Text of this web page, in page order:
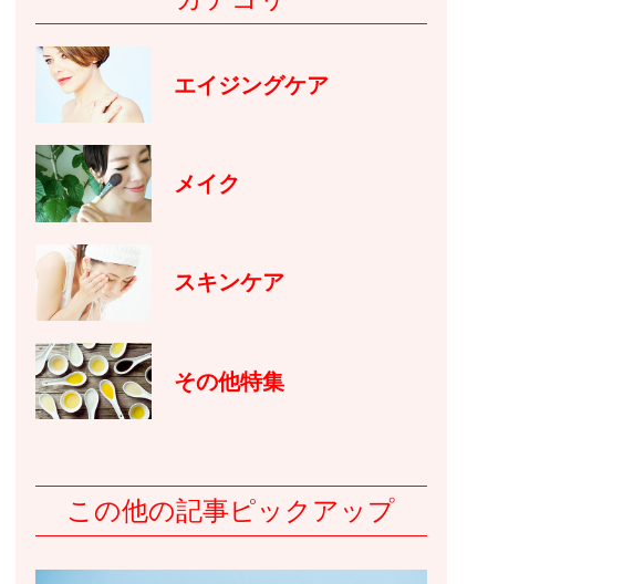
エイジングケア
メイク
スキンケア
その他特集
この他の記事ピックアップ